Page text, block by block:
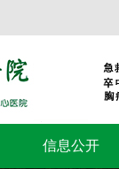
信息公开